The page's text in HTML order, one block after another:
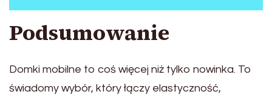
Podsumowanie
Domki mobilne to coś więcej niż tylko nowinka. To
świadomy wybór, który łączy elastyczność,